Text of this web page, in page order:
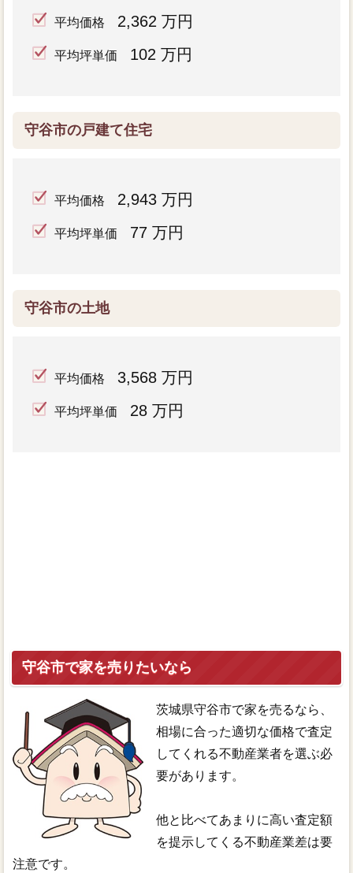
平均価格 2,362 万円
平均坪単価 102 万円
守谷市の戸建て住宅
平均価格 2,943 万円
平均坪単価 77 万円
守谷市の土地
平均価格 3,568 万円
平均坪単価 28 万円
守谷市で家を売りたいなら
茨城県守谷市で家を売るなら、
相場に合った適切な価格で査定
してくれる不動産業者を選ぶ必
要があります。
他と比べてあまりに高い査定額
を提示してくる不動産業差は要
注意です。